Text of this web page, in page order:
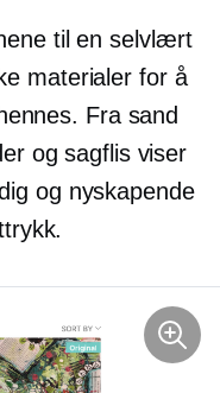
til enselvlært
materialer for å
Fra sand
og sagflis viser
og nyskapende